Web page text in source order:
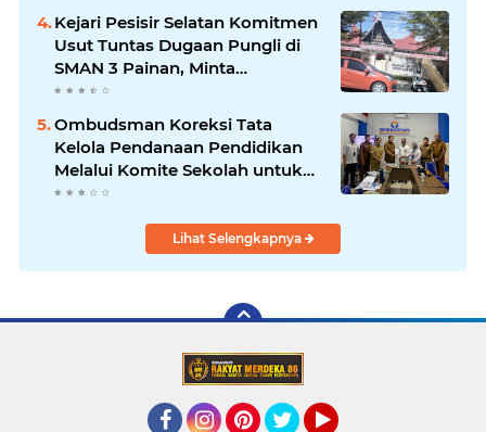
Kejari Pesisir Selatan Komitmen
Usut Tuntas Dugaan Pungli di
SMAN 3 Painan, Minta
Inspektorat Sumbar Lakukan
Pemeriksaan
Ombudsman Koreksi Tata
Kelola Pendanaan Pendidikan
Melalui Komite Sekolah untuk
Cegah Maladministrasi dan
Lihat Selengkapnya